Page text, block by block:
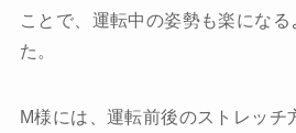
ことで、運転中の姿勢も楽にな
た。
M様には、運転前後のストレッチ